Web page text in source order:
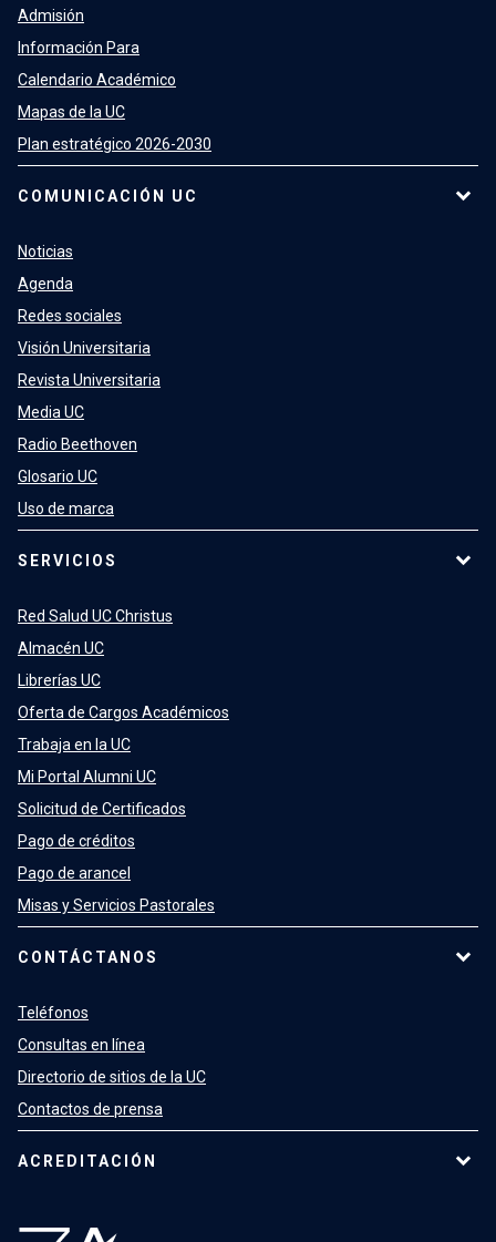
Admisión
Información Para
Calendario Académico
Mapas de la UC
Plan estratégico 2026-2030
COMUNICACIÓN UC
Noticias
Agenda
Redes sociales
Visión Universitaria
Revista Universitaria
Media UC
Radio Beethoven
Glosario UC
Uso de marca
SERVICIOS
Red Salud UC Christus
Almacén UC
Librerías UC
Oferta de Cargos Académicos
Trabaja en la UC
Mi Portal Alumni UC
Solicitud de Certificados
Pago de créditos
Pago de arancel
Misas y Servicios Pastorales
CONTÁCTANOS
Teléfonos
Consultas en línea
Directorio de sitios de la UC
Contactos de prensa
ACREDITACIÓN